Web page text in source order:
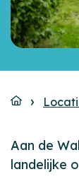
Aan de
landelijke